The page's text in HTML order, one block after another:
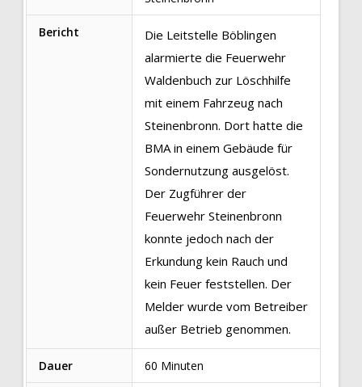
Bericht
Die Leitstelle Böblingen
alarmierte die Feuerwehr
Waldenbuch zur Löschhilfe
mit einem Fahrzeug nach
Steinenbronn. Dort hatte die
BMA in einem Gebäude für
Sondernutzung ausgelöst.
Der Zugführer der
Feuerwehr Steinenbronn
konnte jedoch nach der
Erkundung kein Rauch und
kein Feuer feststellen. Der
Melder wurde vom Betreiber
außer Betrieb genommen.
Dauer 60 Minuten